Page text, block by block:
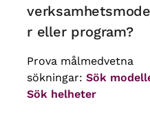
r eller program?
Prova målmedvetna
sökningar: Sök
Sök helheter